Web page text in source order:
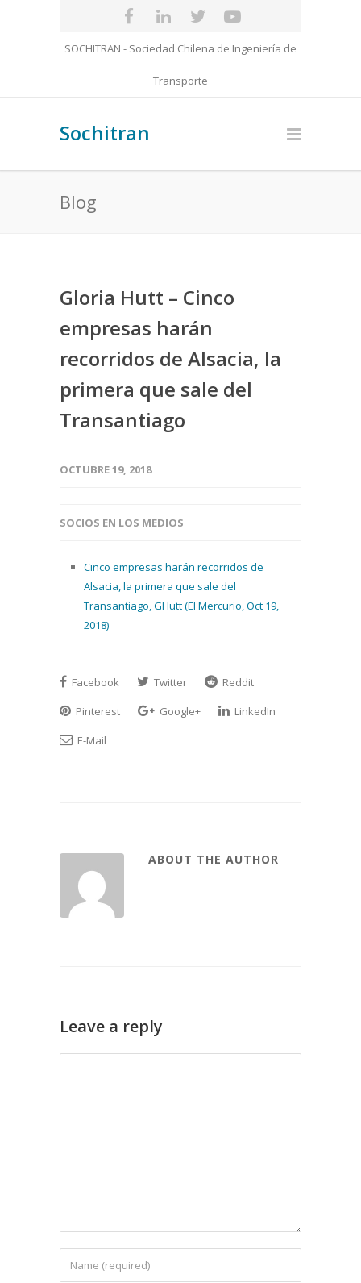
SOCHITRAN - Sociedad Chilena de Ingeniería de
Transporte
Sochitran
Blog
Gloria Hutt – Cinco
empresas harán
recorridos de Alsacia, la
primera que sale del
Transantiago
OCTUBRE 19, 2018
SOCIOS EN LOS MEDIOS
Cinco empresas harán recorridos de
Alsacia, la primera que sale del
Transantiago, GHutt (El Mercurio, Oct 19,
2018)
Facebook Twitter
Reddit
Pinterest
Google+
LinkedIn
E-Mail
ABOUT THE AUTHOR
Leave a reply